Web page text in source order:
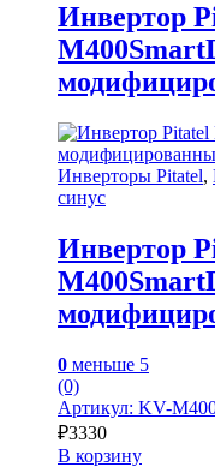
Инвертор
Инверторы Pitatel,
синус
Инвертор
0 меньше 5
(0)
Артикул: KV-
₽3330
В корзину